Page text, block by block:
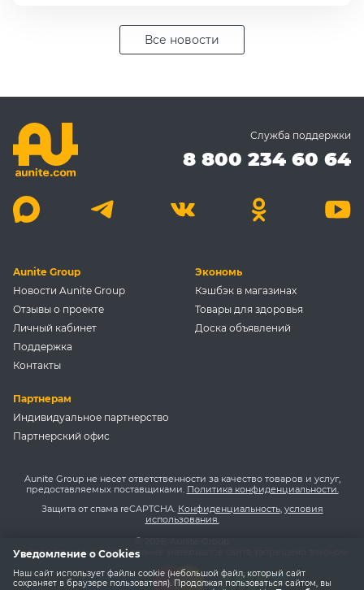
Все новости
Служба поддержки
8 800 234 60 64
Aunite Group
Новости Aunite Group
Отзывы о проекте
Личный кабинет
Поддержка
Контакты
Экономь
Кэшбэк в магазинах
Товары для здоровья
Доска объявлений
Партнерам
Индивидуальное партнерство
Партнерский офис
Aunite Group не несет ответственности за качество товаров и услуг,
предоставляемых поставщиками. Политика конфиденциальности.
Защита от спама reCAPTCHA. Конфиденциальность, условия
использования.
© 2026, Aunite Group
Копирование и использование материалов сайта запрещено законом.
Уведомление о Cookies
Наш сайт использует файлы cookie (небольшой файл, который сайт
сохраняет в браузере пользователя). Продолжая пользоваться сайтом, вы